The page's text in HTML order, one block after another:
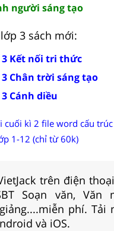
người sáng tạo
3 sách mới:
Kết nối tri thức
Chân trời sáng tạo
Cánh diều
cuối kì 2 file word cấu
1-12 (chỉ từ 60k)
trên điện
Soạn văn, Văn
phí. Tải
và iOS.